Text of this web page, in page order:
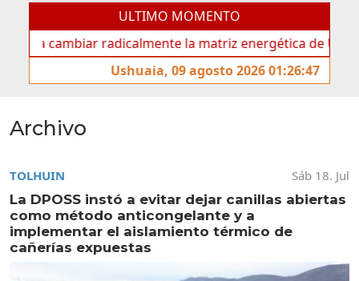
ULTIMO MOMENTO
la matriz energética de Ushuaia”
La voz de
Ushuaia, 09 agosto 2026 01:26:47
Archivo
TOLHUIN
Sáb 18. Jul
La DPOSS instó a evitar dejar canillas abiertas
como método anticongelante y a
implementar el aislamiento térmico de
cañerías expuestas